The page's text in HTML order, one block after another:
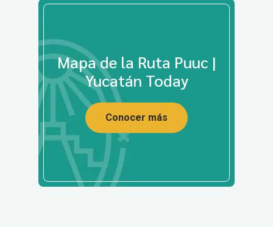
Mapa de la Ruta Puuc |
Yucatán Today
Conocer más